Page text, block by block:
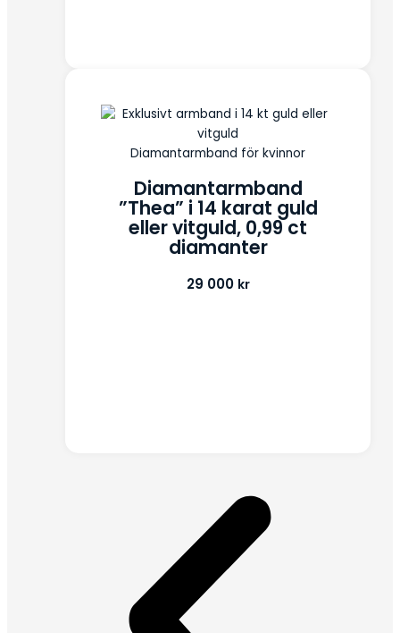
Diamantarmband för kvinnor
Diamantarmband
”Thea” i 14 karat guld
eller vitguld, 0,99 ct
diamanter
29 000 kr